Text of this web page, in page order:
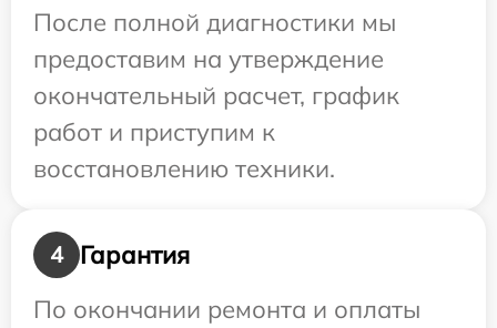
После полной диагностики мы
предоставим на утверждение
окончательный расчет, график
работ и приступим к
восстановлению техники.
4
Гарантия
По окончании ремонта и оплаты